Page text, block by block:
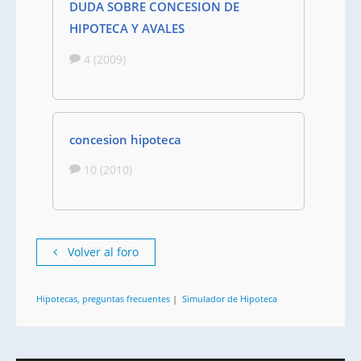
DUDA SOBRE CONCESION DE
HIPOTECA Y AVALES
4 (2009)
concesion hipoteca
10 (2010)
Volver al foro
Hipotecas, preguntas frecuentes | Simulador de Hipoteca